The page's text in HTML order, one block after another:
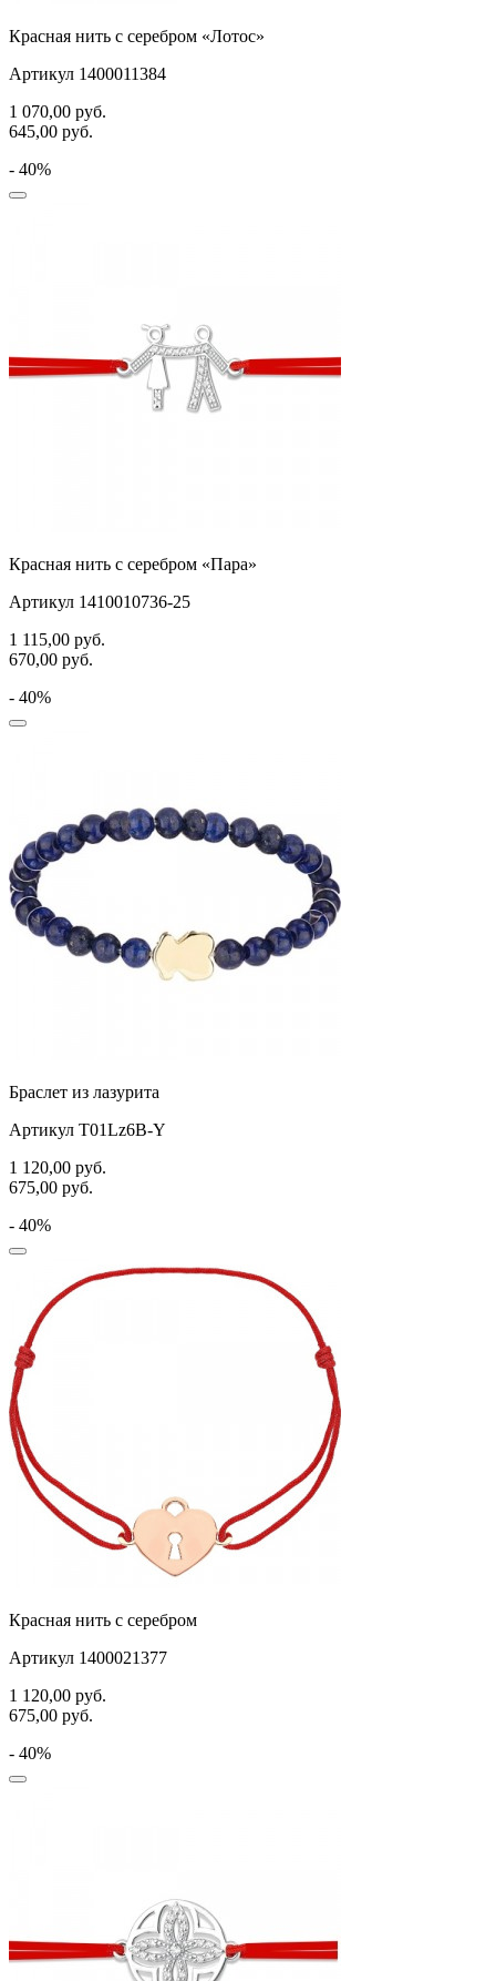
Красная нить с серебром «Лотос»
Артикул 1400011384
1 070,00 руб.
645,00 руб.
- 40%
Красная нить с серебром «Пара»
Артикул 1410010736-25
1 115,00 руб.
670,00 руб.
- 40%
Браслет из лазурита
Артикул T01Lz6B-Y
1 120,00 руб.
675,00 руб.
- 40%
Красная нить с серебром
Артикул 1400021377
1 120,00 руб.
675,00 руб.
- 40%